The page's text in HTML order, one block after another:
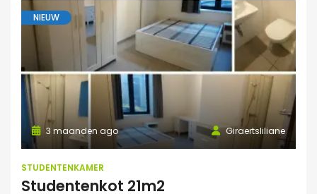
NIEUW
Giraertsliliane
3 maanden ago
STUDENTENKAMER
Studentenkot 21m2